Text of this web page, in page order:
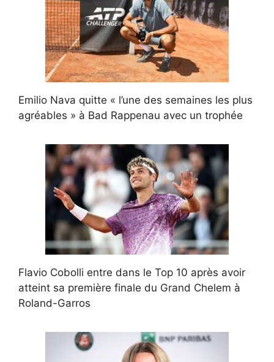
Emilio Nava quitte « l’une des semaines les plus
agréables » à Bad Rappenau avec un trophée
Flavio Cobolli entre dans le Top 10 après avoir
atteint sa première finale du Grand Chelem à
Roland-Garros